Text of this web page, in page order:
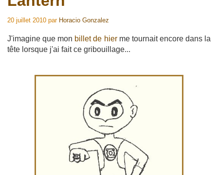
20 juillet 2010 par Horacio Gonzalez
J'imagine que mon billet de hierme tournait encore dans la
tête lorsque j'ai fait ce gribouillage...